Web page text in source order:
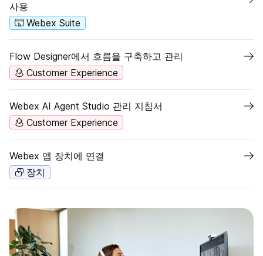
사용
Webex Suite
Flow Designer에서 흐름을 구축하고 관리
Customer Experience
Webex AI Agent Studio 관리 지침서
Customer Experience
Webex 앱 장치에 연결
장치